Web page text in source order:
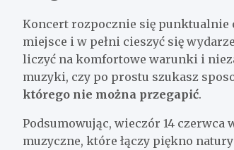
Koncert rozpocznie się punktualnie
miejsce i w pełni cieszyć się
liczyć na komfortowe warunki i
muzyki, czy po prostu szukasz
którego nie można przegapić.
Podsumowując, wieczór 14 czerwca
muzyczne, które łączy piękno